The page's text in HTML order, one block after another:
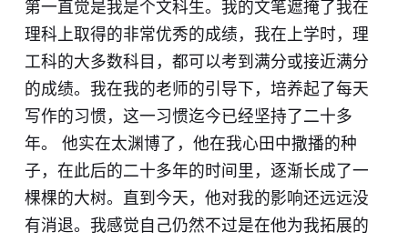
第一直觉是我是个文科生。我的文笔遮掩了我在
理科上取得的非常优秀的成绩，我在上学时，理
工科的大多数科目，都可以考到满分或接近满分
的成绩。我在我的老师的引导下，培养起了每天
写作的习惯，这一习惯迄今已经坚持了二十多
年。 他实在太渊博了，他在我心田中撒播的种
子，在此后的二十多年的时间里，逐渐长成了一
棵棵的大树。直到今天，他对我的影响还远远没
有消退。我感觉自己仍然不过是在他为我拓展的